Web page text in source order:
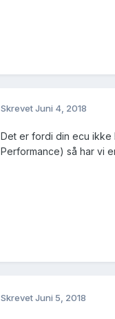
SkrevetJuni 4, 2018
Det er fordi din ecu ikke
Performance) så har vi
SkrevetJuni 5, 2018